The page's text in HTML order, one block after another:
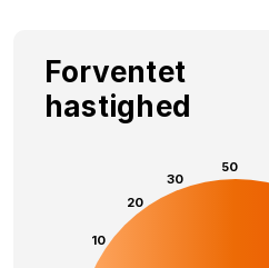
Forventet
hastighed
10
20
30
50